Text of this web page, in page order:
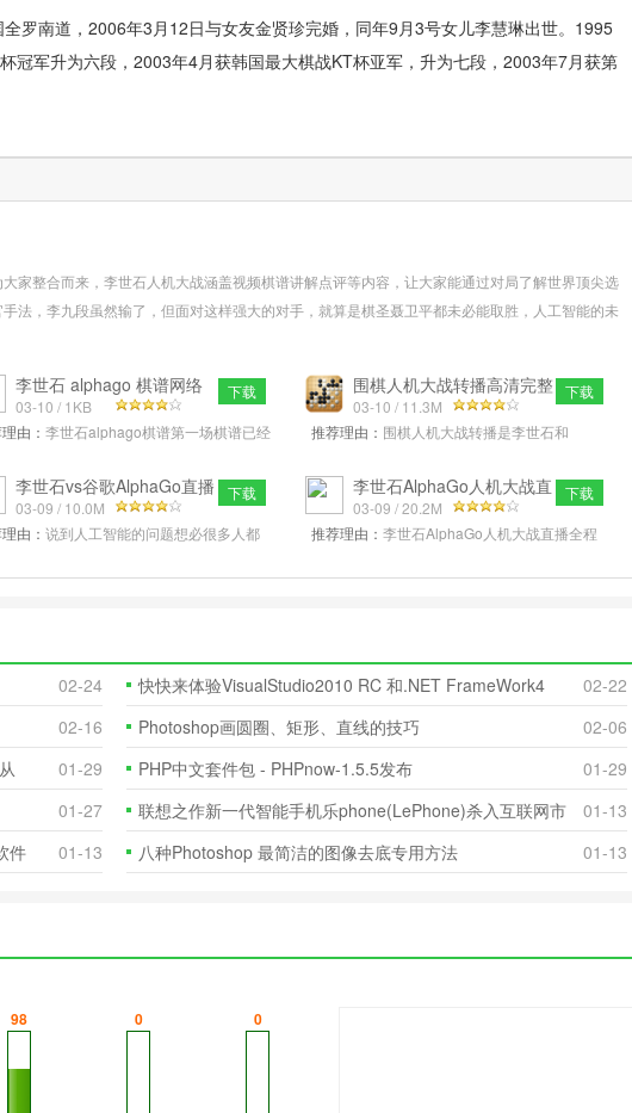
罗南道，2006年3月12日与女友金贤珍完婚，同年9月3号女儿李慧琳出世。1995
冠军升为六段，2003年4月获韩国最大棋战KT杯亚军，升为七段，2003年7月获第
家整合而来，李世石人机大战涵盖视频棋谱讲解点评等内容，让大家能通过对局了解世界顶尖选
法，李九段虽然输了，但面对这样强大的对手，就算是棋圣聂卫平都未必能取胜，人工智能的未
下载
李世石 alphago 棋谱网络
直播版
03-10 / 1KB
由： 李世石alphago棋谱第一场棋谱已经
们都在为李世石加油，因为
下载
围棋人机大战转播高清完整
版
03-10 / 11.3M
推荐理由： 围棋人机大战转播是李世石和
的PK，到底是人类的思维更胜一筹，还是
下载
李世石vs谷歌AlphaGo直播
软件v1.2.
03-09 / 10.0M
由： 说到人工智能的问题想必很多人都
谷歌AlphaGo将于3月9日正式
下载
李世石AlphaGo人机大战直
播v1.0官方
03-09 / 20.2M
推荐理由： 李世石AlphaGo人机大战直播全程
下一款围棋人工智能程序AlphaGo进
02-24 02-22
快快来体验VisualStudio2010 RC 和.NET FrameWork4
02-16
02-06
Photoshop画圆圈、矩形、直线的技巧
01-29
01-29
PHP中文套件包 - PHPnow-1.5.5发布
01-27
01-13
联想之作新一代智能手机乐phone(LePhone)杀入互联网市
场
01-13
件
01-13
八种Photoshop 最简洁的图像去底专用方法
98 0 0